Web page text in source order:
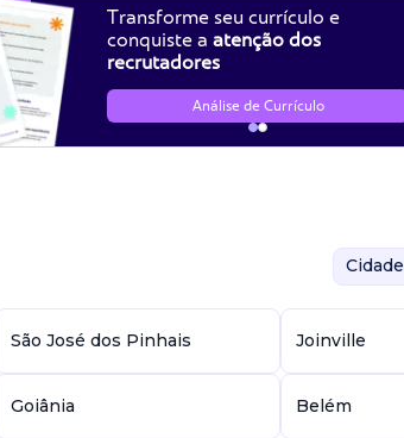
possa começar a construir a sua carteira de
Transforme seu currículo e
conquiste a atenção dos
recrutadores
Análise de Currículo
São José dos Pinhais Joinville
Goiânia Belém